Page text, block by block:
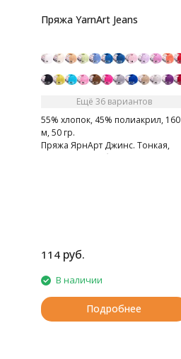
Пряжа YarnArt Jeans
Ещё 36 вариантов
55% хлопок, 45% полиакрил, 160
м, 50 гр.
Пряжа ЯрнАрт Джинс. Тонкая,
мягкая, слегка бархатистая нитка.
114 руб.
В наличии
Подробнее